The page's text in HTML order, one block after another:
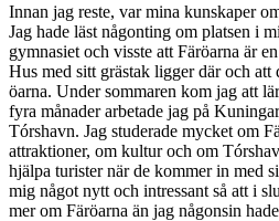
Innan jag reste, var mina kunskaper
Jag hade läst någonting om platsen i
gymnasiet och visste att Färöarna är
Hus med sitt grästak ligger där och att
öarna. Under sommaren kom jag att
fyra månader arbetade jag på
Tórshavn. Jag studerade mycket om
attraktioner, om kultur och om
hjälpa turister när de kommer in med
mig något nytt och intressant så att i
mer om Färöarna än jag någonsin